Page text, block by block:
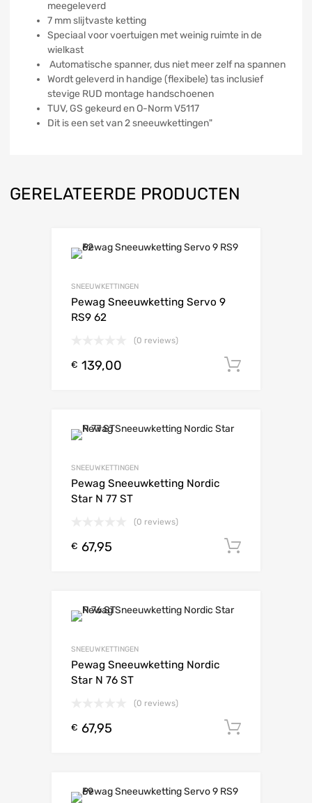
meegeleverd
7 mm slijtvaste ketting
Speciaal voor voertuigen met weinig ruimte in de
wielkast
Automatische spanner, dus niet meer zelf na spannen
Wordt geleverd in handige (flexibele) tas inclusief
stevige RUD montage handschoenen
TUV, GS gekeurd en O-Norm V5117
Dit is een set van 2 sneeuwkettingen"
GERELATEERDE PRODUCTEN
SNEEUWKETTINGEN
Pewag Sneeuwketting Servo 9
RS9 62
(0 reviews)
€ 139,00
SNEEUWKETTINGEN
Pewag Sneeuwketting Nordic
Star N 77 ST
(0 reviews)
€ 67,95
SNEEUWKETTINGEN
Pewag Sneeuwketting Nordic
Star N 76 ST
(0 reviews)
€ 67,95